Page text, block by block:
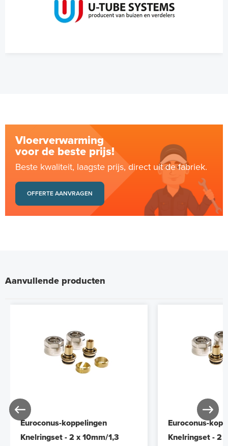
Vloerverwarming
voor de beste prijs!
Beste kwaliteit, laagste prijs, direct uit de fabriek.
OFFERTE AANVRAGEN
Aanvullende producten
Euroconus-koppelingen
Knelringset - 2 x 10mm/1,3
Euroconus-
Knelringset - 2